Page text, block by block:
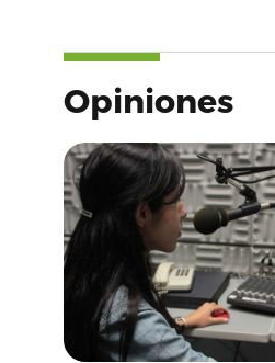
Opiniones